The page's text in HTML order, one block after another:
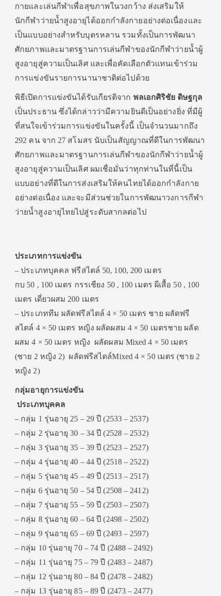
กายและเล่นกีฬาเพื่อสุขภาพในวงกว้าง ส่งเสริมให้
นักกีฬาว่ายน้ำสูงอายุได้ออกกำลังกายอย่างต่อเนื่องและ
เป็นแบบอย่างสำหรับบุตรหลาน รวมทั้งเป็นการพัฒนา
ศักยภาพและมาตรฐานการเล่นกีฬาของนักกีฬาว่ายน้ำผู้
สูงอายุสู่ความเป็นเลิศ และเพื่อคัดเลือกตัวแทนเข้าร่วม
การแข่งขันรายการนานาชาติต่อไปด้วย
พิธีเปิดการแข่งขันได้รับเกียรติจาก พลเอกศิริชัย ดิษฐกุล
เป็นประธาน ซึ่งได้กล่าวว่ามีความยินดีเป็นอย่างยิ่ง ที่มีผู้
ที่สนใจเข้าร่วมการแข่งขันในครั้งนี้ เป็นจำนวนมากถึง
292 คน จาก 27 สโมสร นับเป็นสัญญาณที่ดีในการพัฒนา
ศักยภาพและมาตรฐานการเล่นกีฬาของนักกีฬาว่ายน้ำผู้
สูงอายุสู่ความเป็นเลิศ ผมเชื่อมั่นว่าทุกท่านในที่นี้เป็น
แบบอย่างที่ดีในการส่งเสริมให้คนไทยได้ออกกำลังกาย
อย่างต่อเนื่อง และจะมีส่วนช่วยในการพัฒนาวงการกีฬา
ว่ายน้ำสูงอายุไทยไปสู่ระดับสากลต่อไป
ประเภทการแข่งขัน
– ประเภทบุคคล ฟรีสไตล์ 50, 100, 200 เมตร
กบ 50 , 100 เมตร กรรเชียง 50 , 100 เมตร ผีเสื้อ 50 , 100
เมตร เดี่ยวผสม 200 เมตร
– ประเภททีม ผลัดฟรีสไตล์ 4 × 50 เมตร ชาย ผลัดฟรี
สไตล์ 4 × 50 เมตร หญิง ผลัดผสม 4 × 50 เมตรชาย ผลัด
ผสม 4 × 50 เมตร หญิง ผลัดผสม Mixed 4 × 50 เมตร
(ชาย 2 หญิง 2) ผลัดฟรีสไตล์Mixed 4 × 50 เมตร (ชาย 2
หญิง 2)
กลุ่มอายุการแข่งขัน
ประเภทบุคคล
– กลุ่ม 1 รุ่นอายุ 25 – 29 ปี (2533 – 2537)
– กลุ่ม 2 รุ่นอายุ 30 – 34 ปี (2528 – 2532)
– กลุ่ม 3 รุ่นอายุ 35 – 39 ปี (2523 – 2527)
– กลุ่ม 4 รุ่นอายุ 40 – 44 ปี (2518 – 2522)
– กลุ่ม 5 รุ่นอายุ 45 – 49 ปี (2513 – 2517)
– กลุ่ม 6 รุ่นอายุ 50 – 54 ปี (2508 – 2412)
– กลุ่ม 7 รุ่นอายุ 55 – 59 ปี (2503 – 2507)
– กลุ่ม 8 รุ่นอายุ 60 – 64 ปี (2498 – 2502)
– กลุ่ม 9 รุ่นอายุ 65 – 69 ปี (2493 – 2597)
– กลุ่ม 10 รุ่นอายุ 70 – 74 ปี (2488 – 2492)
– กลุ่ม 11 รุ่นอายุ 75 – 79 ปี (2483 – 2487)
– กลุ่ม 12 รุ่นอายุ 80 – 84 ปี (2478 – 2482)
– กลุ่ม 13 รุ่นอายุ 85 – 89 ปี (2473 – 2477)